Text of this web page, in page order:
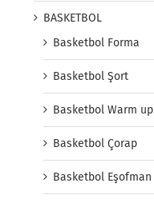
BASKETBOL
Basketbol Forma
Basketbol Şort
Basketbol Warm up
Basketbol Çorap
Basketbol Eşofman